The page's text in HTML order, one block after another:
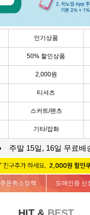
인기상품
50% 할인상품
2,000원
티셔츠
스커트/팬츠
기타/잡화
주말 15일, 16일 무료배
주문취소정책 도매인증 신